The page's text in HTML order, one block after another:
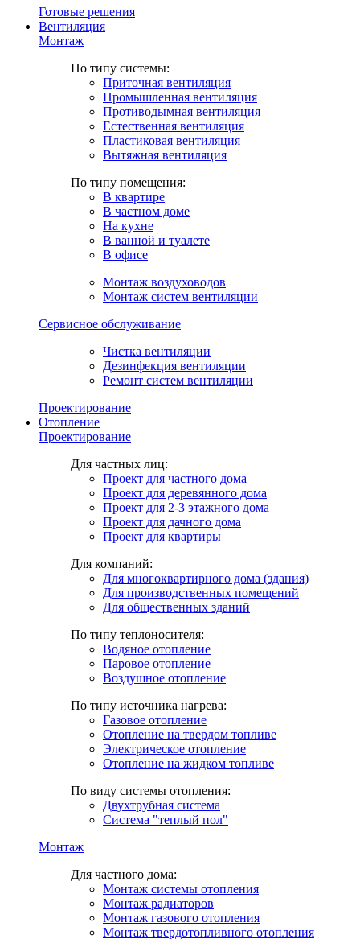
Готовые решения
Вентиляция
Монтаж
По типу системы:
Приточная вентиляция
Промышленная вентиляция
Противодымная вентиляция
Естественная вентиляция
Пластиковая вентиляция
Вытяжная вентиляция
По типу помещения:
В квартире
В частном доме
На кухне
В ванной и туалете
В офисе
Монтаж воздуховодов
Монтаж систем вентиляции
Сервисное обслуживание
Чистка вентиляции
Дезинфекция вентиляции
Ремонт систем вентиляции
Проектирование
Отопление
Проектирование
Для частных лиц:
Проект для частного дома
Проект для деревянного дома
Проект для 2-3 этажного дома
Проект для дачного дома
Проект для квартиры
Для компаний:
Для многоквартирного дома (здания)
Для производственных помещений
Для общественных зданий
По типу теплоносителя:
Водяное отопление
Паровое отопление
Воздушное отопление
По типу источника нагрева:
Газовое отопление
Отопление на твердом топливе
Электрическое отопление
Отопление на жидком топливе
По виду системы отопления:
Двухтрубная система
Система "теплый пол"
Монтаж
Для частного дома:
Монтаж системы отопления
Монтаж радиаторов
Монтаж газового отопления
Монтаж твердотопливного отопления